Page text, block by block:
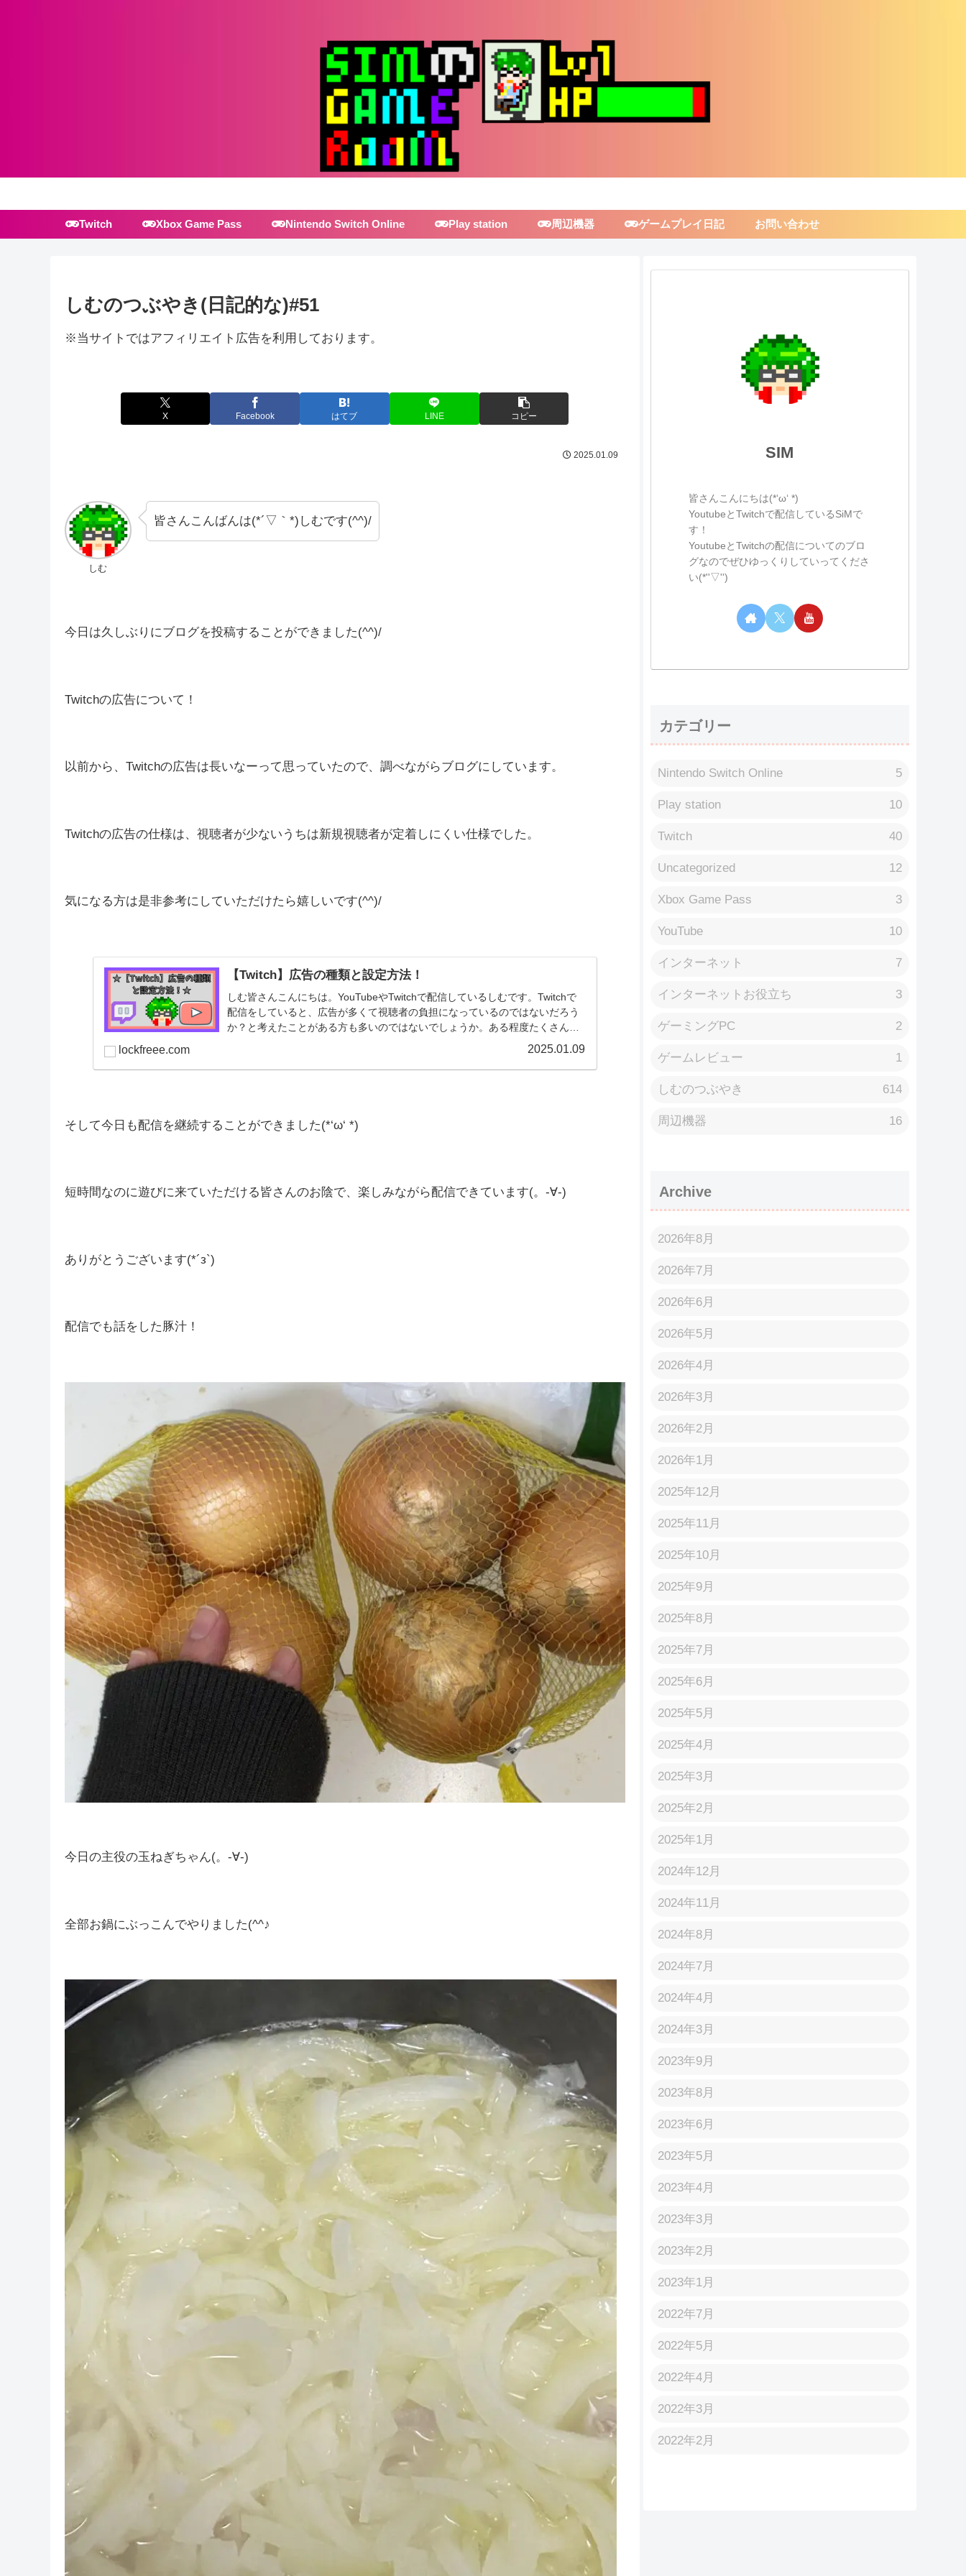
Twitch Xbox Game Pass Nintendo Switch Online Play station 周辺機器 ゲームプレイ日記 お問い合わせ
しむのつぶやき(日記的な)#51
※当サイトではアフィリエイト広告を利用しております。
X Facebook はてブ LINE コピー
2025.01.09
以前から、Twitchの広告は長いなーって思っていたので、調べながらブログにしています。
Twitchの広告の仕様は、視聴者が少ないうちは新規視聴者が定着しにくい仕様でした。
【Twitch】広告の種類と設定方法！
lockfreee.com
短時間なのに遊びに来ていただける皆さんのお陰で、楽しみながら配信できています(。-∀-)
ありがとうございます(*´з`)
配信でも話をした豚汁！
今日の主役の玉ねぎちゃん(。-∀-)
全部お鍋にぶっこんでやりました(^^♪
SIM
皆さんこんにちは(*‘ω‘ *)
YoutubeとTwitchで配信しているSiMで
す！
YoutubeとTwitchの配信についてのブロ
グなのでぜひゆっくりしていってくださ
い(*''▽'')
カテゴリー
Nintendo Switch Online 5
Play station 10
Twitch 40
Uncategorized 12
Xbox Game Pass 3
YouTube 10
インターネット 7
インターネットお役立ち 3
ゲーミングPC 2
ゲームレビュー 1
しむのつぶやき 614
周辺機器 16
Archive
2026年8月
2026年7月
2026年6月
2026年5月
2026年4月
2026年3月
2026年2月
2026年1月
2025年12月
2025年11月
2025年10月
2025年9月
2025年8月
2025年7月
2025年6月
2025年5月
2025年4月
2025年3月
2025年2月
2025年1月
2024年12月
2024年11月
2024年8月
2024年7月
2024年4月
2024年3月
2023年9月
2023年8月
2023年6月
2023年5月
2023年4月
2023年3月
2023年2月
2023年1月
2022年7月
2022年5月
2022年4月
2022年3月
2022年2月